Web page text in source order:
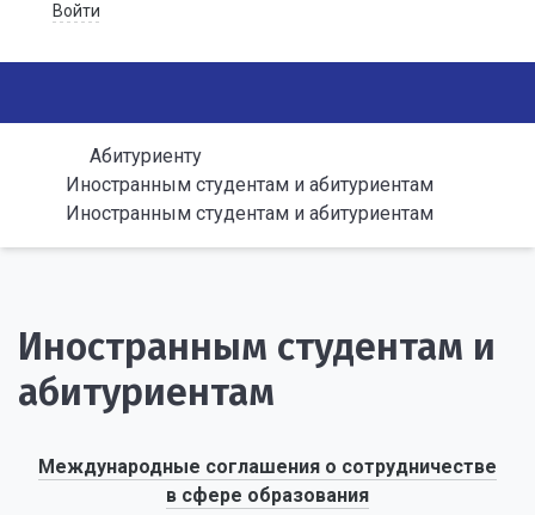
Войти
Абитуриенту
Иностранным студентам и абитуриентам
Иностранным студентам и абитуриентам
Иностранным студентам и
абитуриентам
Международные соглашения о сотрудничестве
в сфере образования